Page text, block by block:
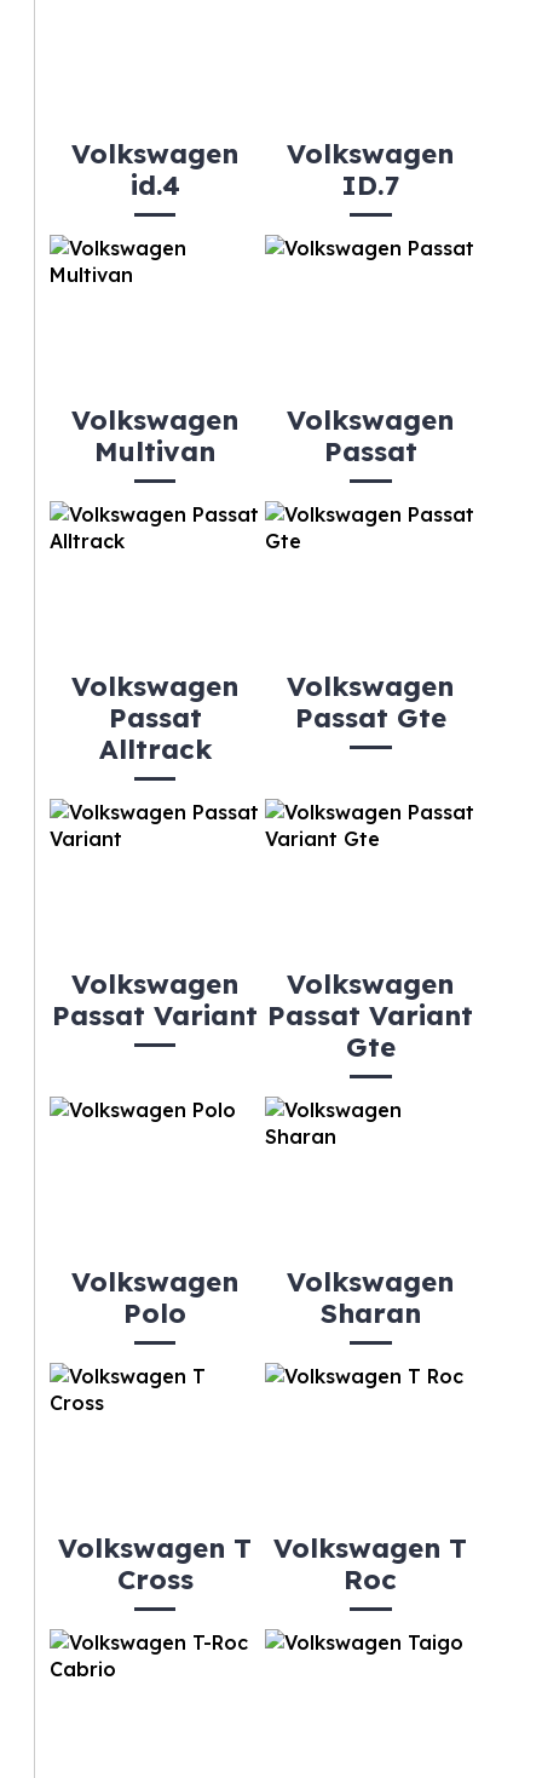
Volkswagen
id.4
Volkswagen
ID.7
Volkswagen
Multivan
Volkswagen
Passat
Volkswagen
Passat
Alltrack
Volkswagen
Passat Gte
Volkswagen
Passat Variant
Volkswagen
Passat Variant
Gte
Volkswagen
Polo
Volkswagen
Sharan
Volkswagen T
Cross
Volkswagen T
Roc